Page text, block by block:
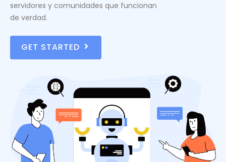
servidores y comunidades que funcionan
de verdad.
GET STARTED